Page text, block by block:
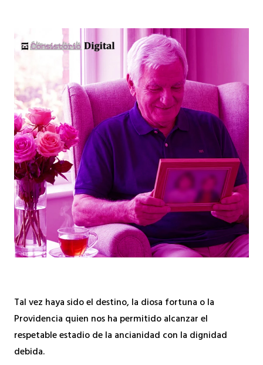
Tal vez haya sido el destino, la diosa fortuna o la
Providencia quien nos ha permitido alcanzar el
respetable estadio de la ancianidad con la dignidad
debida.